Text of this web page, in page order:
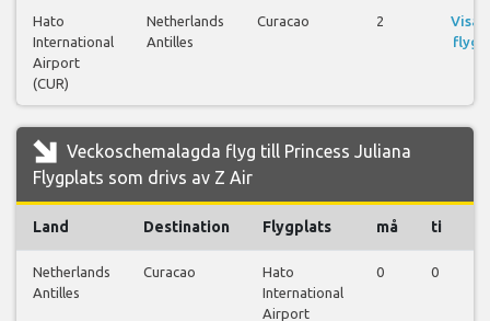
Hato
International
Airport
(CUR)
Netherlands
Antilles
Curacao 2
Visa
flyg
Veckoschemalagda flyg till Princess Juliana
Flygplats som drivs av Z Air
Land Destination Flygplats må ti
Netherlands
Antilles
Curacao
Hato
International
Airport
0 0